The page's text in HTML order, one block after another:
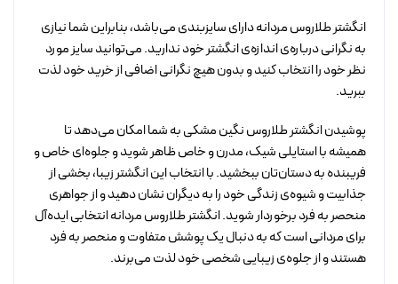
انگشتر طلاروس مردانه دارای سایزبندی می‌باشد، بنابراین شما نیازی
به نگرانی درباره‌ی اندازه‌ی انگشتر خود ندارید. می‌توانید سایز مورد
نظر خود را انتخاب کنید و بدون هیچ نگرانی اضافی از خرید خود لذت
ببرید.
پوشیدن انگشتر طلاروس نگین مشکی به شما امکان می‌دهد تا
همیشه با استایلی شیک، مدرن و خاص ظاهر شوید و جلوه‌ای خاص و
فریبنده به دستان‌تان ببخشید. با انتخاب این انگشتر زیبا، بخشی از
جذابیت و شیوه‌ی زندگی خود را به دیگران نشان دهید و از جواهری
منحصر به فرد برخوردار شوید. انگشتر طلاروس مردانه انتخابی ایده‌آل
برای مردانی است که به دنبال یک پوشش متفاوت و منحصر به فرد
هستند و از جلوه‌ی زیبایی شخصی خود لذت می‌برند.